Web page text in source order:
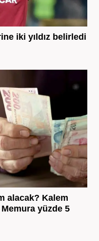
iki yıldız belirledi
alacak? Kalem
yüzde 5